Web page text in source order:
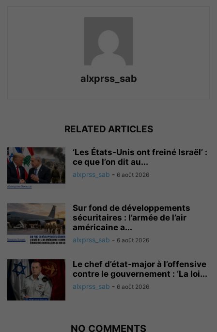
alxprss_sab
RELATED ARTICLES
‘Les États-Unis ont freiné Israël’ :
ce que l’on dit au...
alxprss_sab - 6 août 2026
Sur fond de développements
sécuritaires : l’armée de l’air
américaine a...
alxprss_sab - 6 août 2026
Le chef d’état-major à l’offensive
contre le gouvernement : ‘La loi...
alxprss_sab - 6 août 2026
NO COMMENTS